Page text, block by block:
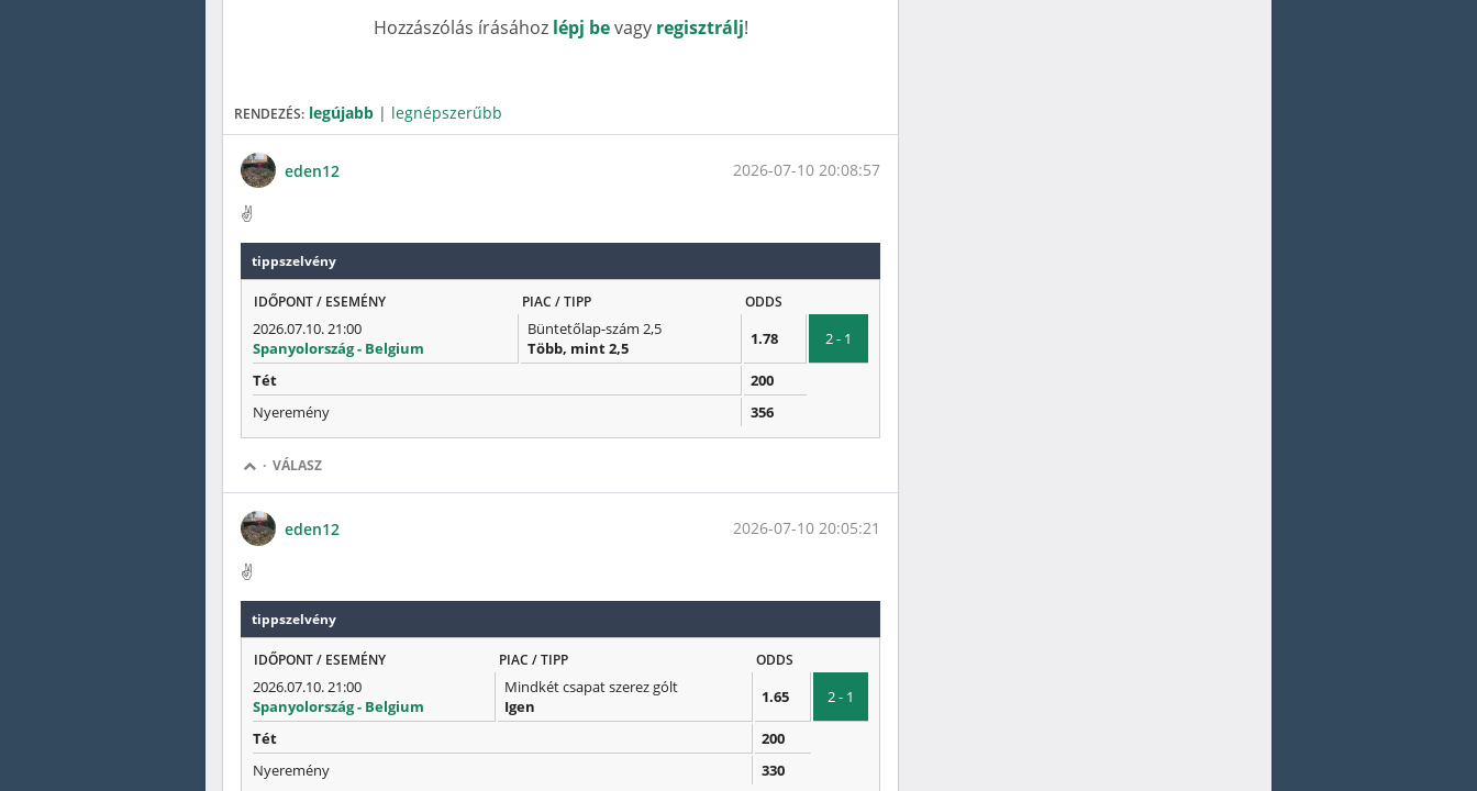
Hozzászólás írásához lépj bevagy regisztrálj!
RENDEZÉS: legújabb | legnépszerűbb
eden12 2026-07-10 20:08:57
✌️
tippszelvény
IDŐPONT / ESEMÉNY PIAC / TIPP ODDS
2026.07.10. 21:00
Spanyolország - Belgium
Büntetőlap-szám 2,5
Több, mint 2,5
1.78 2 - 1
Tét
200
Nyeremény
356
· VÁLASZ
eden12 2026-07-10 20:05:21
✌️
tippszelvény
IDŐPONT / ESEMÉNY PIAC / TIPP ODDS
2026.07.10. 21:00
Spanyolország - Belgium
Mindkét csapat szerez gólt
Igen
1.65 2 - 1
Tét
200
Nyeremény
330